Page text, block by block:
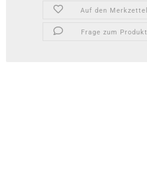
Auf den Merkzettel
Frage zum Produkt